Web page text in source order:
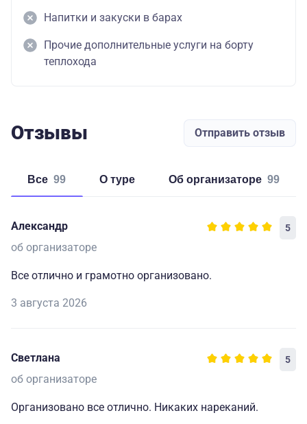
Напитки и закуски в барах
Прочие дополнительные услуги на борту
теплохода
Отзывы Отправить отзыв
Все 99 о туре об организаторе 99
Александр 5
об организаторе
Все отлично и грамотно организовано.
3 августа 2026
Светлана 5
об организаторе
Организовано все отлично. Никаких нареканий.